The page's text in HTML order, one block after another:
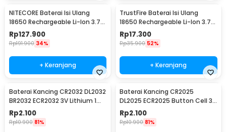
NITECORE Baterai Isi Ulang
18650 Rechargeable Li-Ion 3.7V
2300mAh 1PCS - NL1823
Rp127.900
Rp191.900 34%
+ Keranjang
TrustFire Baterai Isi Ulang
18650 Rechargeable Li-Ion 3.7V
6000mAh 1PC - BRC18650
Rp17.300
Rp35.900 52%
+ Keranjang
Baterai Kancing CR2032 DL2032
BR2032 ECR2032 3V Lithium 1
PCS
Rp2.100
Rp10.900 81%
Baterai Kancing CR2025
DL2025 ECR2025 Button Cell 3V
Lithium 1 PCS
Rp2.100
Rp10.900 81%